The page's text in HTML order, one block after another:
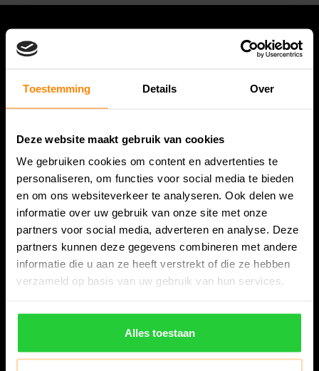
Toestemming Details Over
Deze website maakt gebruik van cookies
We gebruiken cookies om content en advertenties te
personaliseren, om functies voor social media te bieden
en om ons websiteverkeer te analyseren. Ook delen we
informatie over uw gebruik van onze site met onze
partners voor social media, adverteren en analyse. Deze
partners kunnen deze gegevens combineren met andere
informatie die u aan ze heeft verstrekt of die ze hebben
verzameld op basis van uw gebruik van hun services.
Alles toestaan
Bespanracket.nl is dé racketspecialist van Lelystad en
omstreken.
Snijdersstraat 6
8224 AA Lelystad
Nederland
06-57276080
info@bespanracket.nl